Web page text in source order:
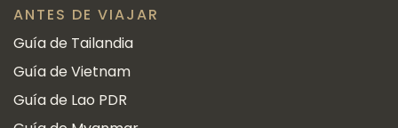
ANTES DE VIAJAR
Guía de Tailandia
Guía de Vietnam
Guía de Lao PDR